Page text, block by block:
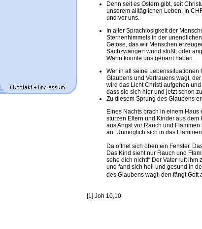
Denn seit es Ostern gibt, seit
unserem alltäglichen Leben. In
und vor uns.
In aller Sprachlosigkeit der
Sternenhimmels in der
Getöse, das wir Menschen
Sachzwängen wund stößt; oder
Wahn könnte uns genarrt haben.
Wer in all seine Lebenssituationen
Glaubens und Vertrauens wagt,
wird das Licht Christi aufgehen
dass sie sich hier und jetzt schon
Zu diesem Sprung des Glaubens
Eines Nachts brach in einem
stürzen Eltern und Kinder aus dem
aus Angst vor Rauch und
an. Unmöglich sich in das
Da öffnet sich oben ein Fenster.
Das Kind sieht nur Rauch und
sehe dich nicht!“ Der Vater ruft ihm
und fand sich heil und gesund in
des Glaubens wagt, den fängt Gott
[1] Joh 10,10